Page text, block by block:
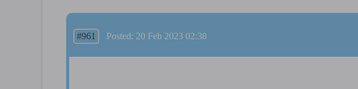
#961 Posted: 20 Feb 2023 02:38